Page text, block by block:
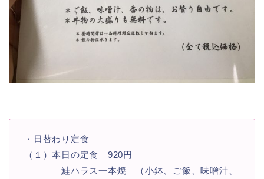
・日替わり定食
（１）本日の定食 920円
鮭ハラス一本焼 （小鉢、ご飯、味噌汁、